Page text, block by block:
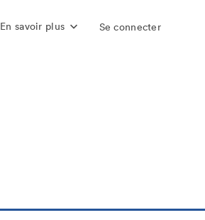
En savoir plus Se connecter